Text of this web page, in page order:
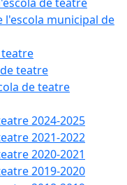
l'escola municipal de
teatre
teatre
de teatre
2024-2025
2021-2022
2020-2021
2019-2020